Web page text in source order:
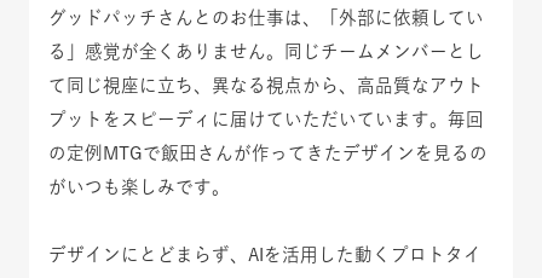
グッドパッチさんとのお仕事は、「外部に依頼してい
る」感覚が全くありません。同じチームメンバーとし
て同じ視座に立ち、異なる視点から、高品質なアウト
プットをスピーディに届けていただいています。毎回
の定例MTGで飯田さんが作ってきたデザインを見るの
がいつも楽しみです。
デザインにとどまらず、AIを活用した動くプロトタイ